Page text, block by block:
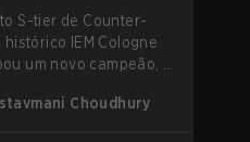
S-tier de Counter-
IEM Cologne
um novo campeão, e
recém-saído de
Choudhury